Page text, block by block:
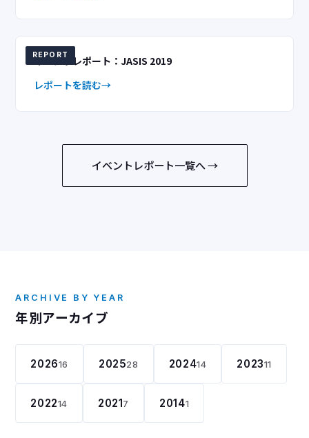
REPORT
イベントレポート：JASIS 2019
レポートを読む
イベントレポート一覧へ →
ARCHIVE BY YEAR
年別アーカイブ
202616 202528 202414 202311
202214 2021 7 20141